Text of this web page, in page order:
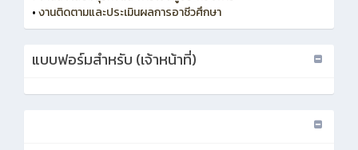
•งานติดตามและประเมินผลการอาชีวศึกษา
แบบฟอร์มสำหรับ (เจ้าหน้าที่)